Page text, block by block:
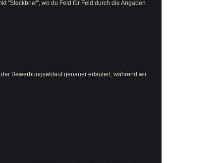
"Steckbrief", wo du Feld für Feld durch die Angaben
Bewerbungsablauf genauer erläutert, während wir